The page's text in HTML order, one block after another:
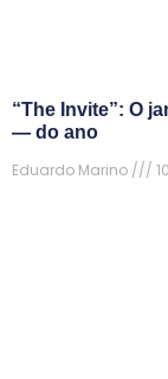
“The Invite”: O
— do ano
Eduardo Marino